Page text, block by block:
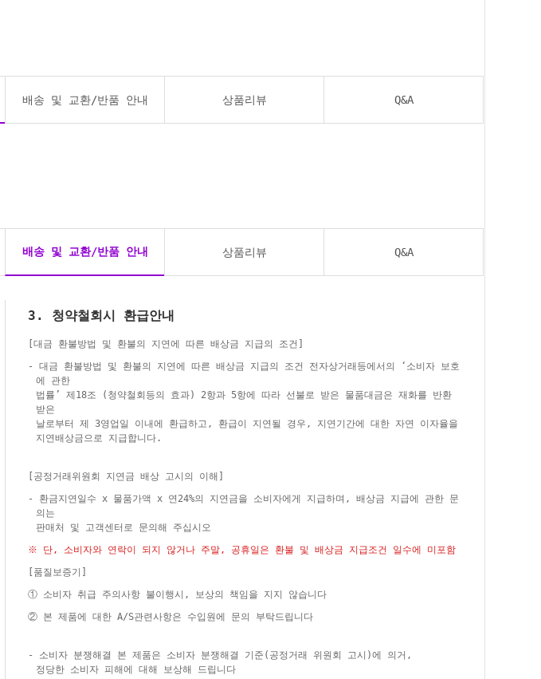
배송 및 교환/반품 안내 상품리뷰 Q&A
배송 및 교환/반품 안내 상품리뷰 Q&A
3. 청약철회시 환급안내
[대금 환불방법 및 환불의 지연에 따른 배상금 지급의 조건]
- 대금 환불방법 및 환불의 지연에 따른 배상금 지급의 조건 전자상거래등에서의 ‘소비자 보호
에 관한
법률’ 제18조 (청약철회등의 효과) 2항과 5항에 따라 선불로 받은 물품대금은 재화를 반환
받은
날로부터 제 3영업일 이내에 환급하고, 환급이 지연될 경우, 지연기간에 대한 자연 이자율을
지연배상금으로 지급합니다.
[공정거래위원회 지연금 배상 고시의 이해]
- 환금지연일수 x 물품가액 x 연24%의 지연금을 소비자에게 지급하며, 배상금 지급에 관한 문
의는
판매처 및 고객센터로 문의해 주십시오
※ 단, 소비자와 연락이 되지 않거나 주말, 공휴일은 환불 및 배상금 지급조건 일수에 미포함
[품질보증기]
① 소비자 취급 주의사항 불이행시, 보상의 책임을 지지 않습니다
② 본 제품에 대한 A/S관련사항은 수입원에 문의 부탁드립니다
- 소비자 분쟁해결 본 제품은 소비자 분쟁해결 기준(공정거래 위원회 고시)에 의거,
정당한 소비자 피해에 대해 보상해 드립니다